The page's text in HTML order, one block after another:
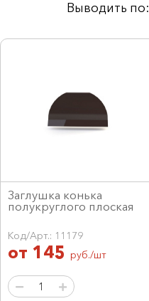
Выводить по:
Заглушка конька
полукруглого плоская
Код/Арт.: 11179
от 145 руб./шт